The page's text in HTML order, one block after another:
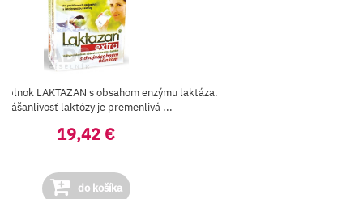
LAKTAZAN s obsahom enzýmu laktáza.
Znášanlivosť laktózy je premenlivá ...
19,42 €
do košíka